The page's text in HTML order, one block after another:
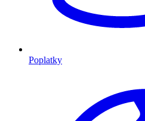
Poplatky